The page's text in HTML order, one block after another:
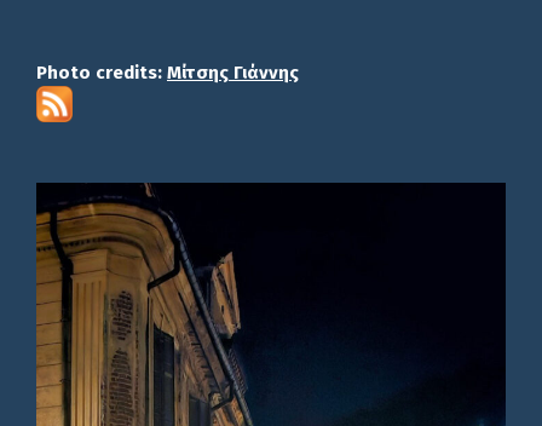
Photo credits: Μίτσης Γιάννης